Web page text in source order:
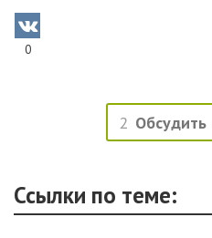
0
2
Ссылки по теме: